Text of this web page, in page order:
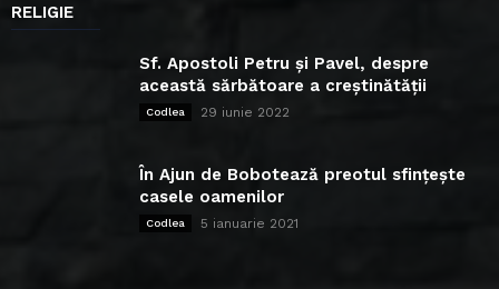
RELIGIE
Sf. Apostoli Petru și Pavel, despre
această sărbătoare a creștinătății
Codlea 29 iunie 2022
În Ajun de Bobotează preotul sfințește
casele oamenilor
Codlea 5 ianuarie 2021